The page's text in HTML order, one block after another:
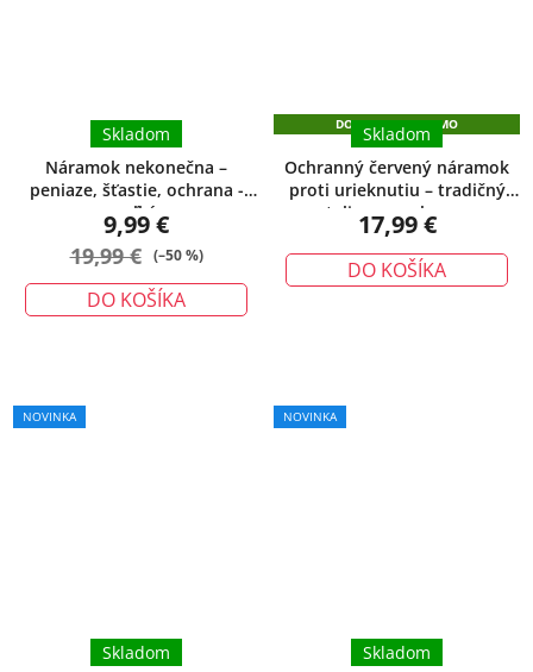
Náramok nekonečna –
peniaze, šťastie, ochrana -
veľký
Skladom
9,99 €
19,99 € (–50 %)
DO KOŠÍKA
DOPRAVA ZADARMO
Ochranný červený náramok
proti urieknutiu – tradičný
talizman ochrany
Skladom
17,99 €
DO KOŠÍKA
NOVINKA
Skladom
NOVINKA
Skladom